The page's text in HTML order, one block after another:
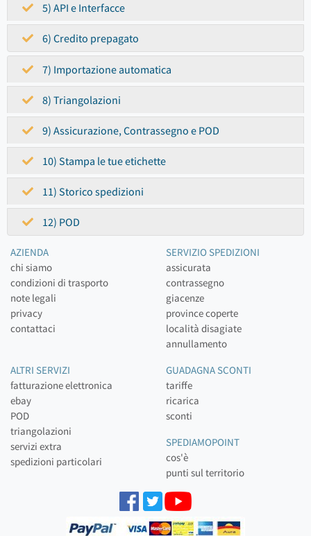
5) API e Interfacce
6) Credito prepagato
7) Importazione automatica
8) Triangolazioni
9) Assicurazione, Contrassegno e POD
10) Stampa le tue etichette
11) Storico spedizioni
12) POD
AZIENDA
chi siamo
condizioni di trasporto
note legali
privacy
contattaci
SERVIZIO SPEDIZIONI
assicurata
contrassegno
giacenze
province coperte
località disagiate
annullamento
ALTRI SERVIZI
fatturazione elettronica
ebay
POD
triangolazioni
servizi extra
spedizioni particolari
GUADAGNA SCONTI
tariffe
ricarica
sconti
SPEDIAMOPOINT
cos'è
punti sul territorio